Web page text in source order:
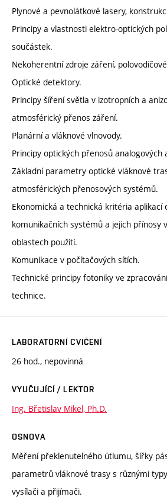
Plynové a pevnolátkové lasery,
Principy a vlastnosti elektro-optických
součástek.
Nekoherentní zdroje záření,
Optické detektory.
Principy šíření světla v izotropních a
atmosférický přenos záření.
Planární a vláknové vlnovody.
Principy optických přenosů analogových
Základní parametry optické vláknové
atmosférických přenosových systémů.
Ekonomická a technická kritéria aplikací
komunikačních systémů a jejich přínosy
oblastech použití.
Komunikace v počítačových sítích.
Technické principy fotoniky ve
technice.
LABORATORNÍ CVIČENÍ
26 hod., nepovinná
VYUČUJÍCÍ / LEKTOR
Ing. Břetislav Mikel, Ph.D.
OSNOVA
Měření překlenutelného útlumu, šířky
parametrů vláknové trasy s různými
vysílači a přijímači.